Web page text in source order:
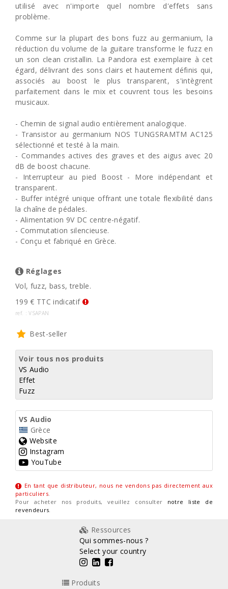
utilisé avec n'importe quel nombre d'effets sans
problème.
Comme sur la plupart des bons fuzz au germanium, la
réduction du volume de la guitare transforme le fuzz en
un son clean cristallin. La Pandora est exemplaire à cet
égard, délivrant des sons clairs et hautement définis qui,
associés au boost le plus transparent, s'intègrent
parfaitement dans le mix et couvrent tous les besoins
musicaux.
- Chemin de signal audio entièrement analogique.
- Transistor au germanium NOS TUNGSRAMTM AC125
sélectionné et testé à la main.
- Commandes actives des graves et des aigus avec 20
dB de boost chacune.
- Interrupteur au pied Boost - More indépendant et
transparent.
- Buffer intégré unique offrant une totale flexibilité dans
la chaîne de pédales.
- Alimentation 9V DC centre-négatif.
- Commutation silencieuse.
- Conçu et fabriqué en Grèce.
Réglages
Vol, fuzz, bass, treble.
199 € TTC indicatif
ref. : VSAPAN
Best-seller
Voir tous nos produits
VS Audio
Effet
Fuzz
VS Audio
Grèce
Website
Instagram
YouTube
En tant que distributeur, nous ne vendons pas directement aux
particuliers.
Pour acheter nos produits, veuillez consulter notre liste de
revendeurs.
Ressources
Qui sommes-nous ?
Select your country
Produits